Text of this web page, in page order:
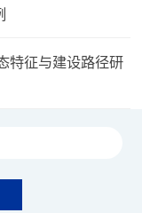
特征与建设路径研